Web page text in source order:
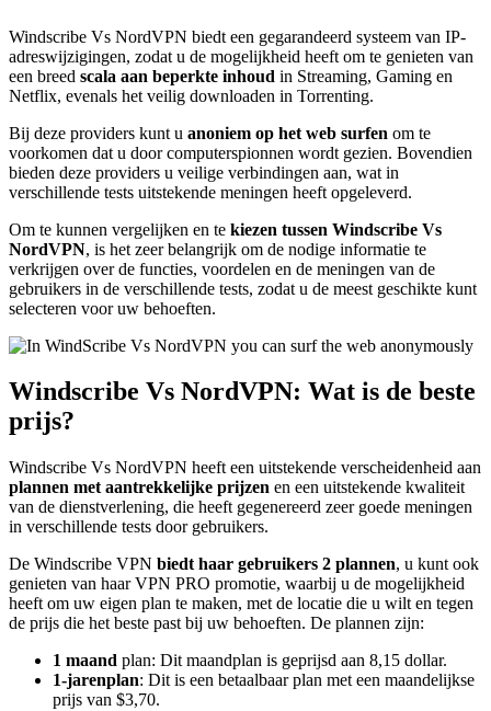
Windscribe Vs NordVPN biedt een gegarandeerd systeem van IP-
adreswijzigingen, zodat u de mogelijkheid heeft om te genieten van
een breed scala aan beperkte inhoud in Streaming, Gaming en
Netflix, evenals het veilig downloaden in Torrenting.
Bij deze providers kunt u anoniem op het web surfen om te
voorkomen dat u door computerspionnen wordt gezien. Bovendien
bieden deze providers u veilige verbindingen aan, wat in
verschillende tests uitstekende meningen heeft opgeleverd.
Om te kunnen vergelijken en te kiezen tussen Windscribe Vs
NordVPN, is het zeer belangrijk om de nodige informatie te
verkrijgen over de functies, voordelen en de meningen van de
gebruikers in de verschillende tests, zodat u de meest geschikte kunt
selecteren voor uw behoeften.
Windscribe Vs NordVPN: Wat is de beste
prijs?
Windscribe Vs NordVPN heeft een uitstekende verscheidenheid aan
plannen met aantrekkelijke prijzen en een uitstekende kwaliteit
van de dienstverlening, die heeft gegenereerd zeer goede meningen
in verschillende tests door gebruikers.
De Windscribe VPN biedt haar gebruikers 2 plannen, u kunt ook
genieten van haar VPN PRO promotie, waarbij u de mogelijkheid
heeft om uw eigen plan te maken, met de locatie die u wilt en tegen
de prijs die het beste past bij uw behoeften. De plannen zijn:
1 maand plan: Dit maandplan is geprijsd aan 8,15 dollar.
1-jarenplan: Dit is een betaalbaar plan met een maandelijkse
prijs van $3,70.